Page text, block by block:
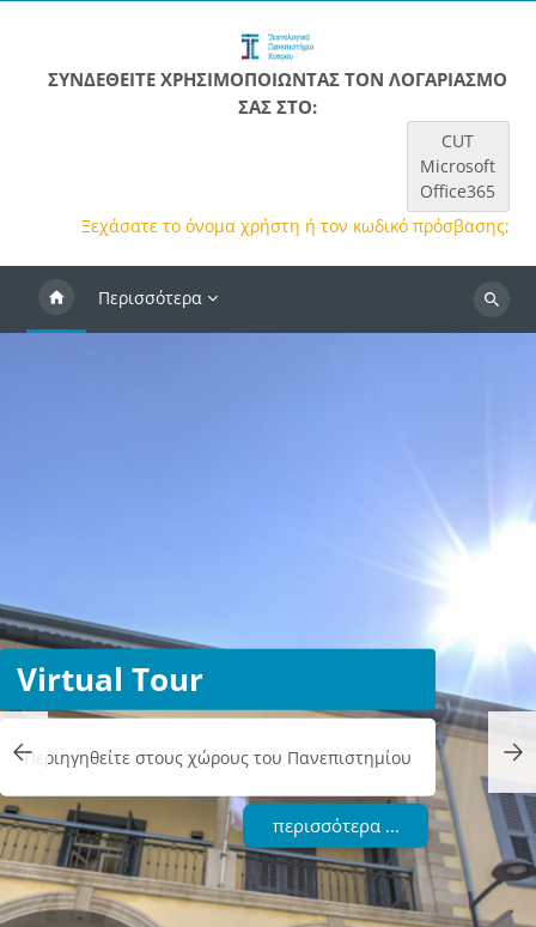
ΣΥΝΔΕΘΕΊΤΕ ΧΡΗΣΙΜΟΠΟΙΏΝΤΑΣ ΤΟΝ ΛΟΓΑΡΙΑΣΜΌ
ΣΑΣ ΣΤΟ:
CUT
Microsoft
Office365
Ξεχάσατε το όνομα χρήστη ή τον κωδικό πρόσβασης;
Περισσότερα
Virtual Tour
Περιηγηθείτε στους χώρους του Πανεπιστημίου
περισσότερα ...